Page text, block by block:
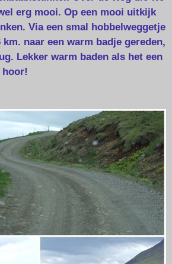
erg mooi. Op een mooi uitkijk
Via een smal hobbelweggetje
naar een warm badje gereden,
Lekker warm baden als het een
hoor!